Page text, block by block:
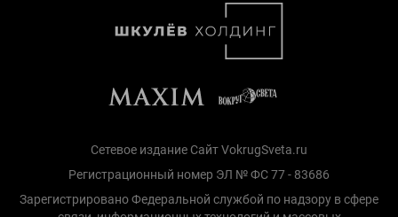
Сетевое издание Сайт VokrugSveta.ru
Регистрационный номер ЭЛ № ФС 77 - 83686
Зарегистрировано Федеральной службой по надзору в сфере